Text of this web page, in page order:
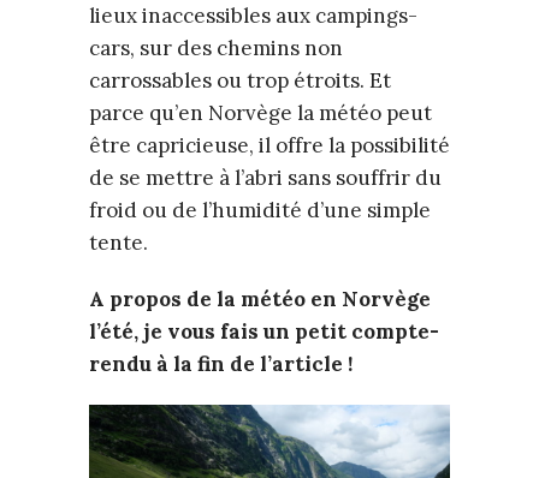
lieux inaccessibles aux campings-
cars, sur des chemins non
carrossables ou trop étroits. Et
parce qu’en Norvège la météo peut
être capricieuse, il offre la possibilité
de se mettre à l’abri sans souffrir du
froid ou de l’humidité d’une simple
tente.
A propos de la météo en Norvège
l’été, je vous fais un petit compte-
rendu à la fin de l’article !